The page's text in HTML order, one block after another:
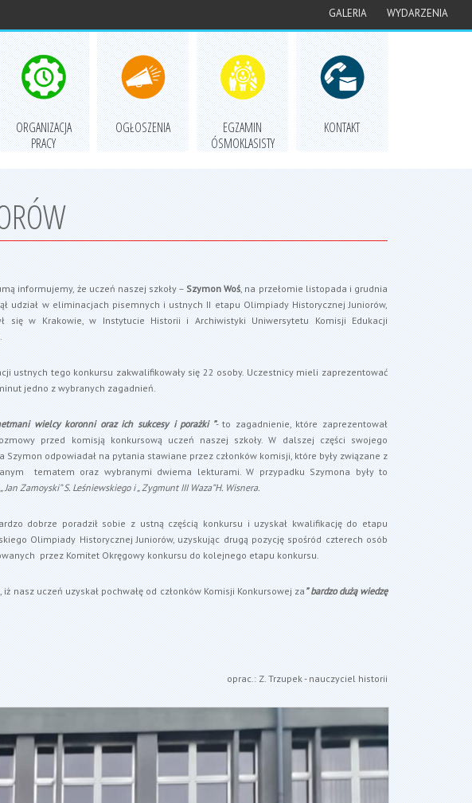
GALERIA WYDARZENIA
ORGANIZACJA
PRACY
OGŁOSZENIA
EGZAMIN
ÓSMOKLASISTY
KONTAKT
informujemy, że uczeń naszej szkoły – Szymon Woś, na przełomie listopada i grudnia
udział w eliminacjach pisemnych i ustnych II etapu Olimpiady Historycznej Juniorów,
się w Krakowie, w Instytucie Historii i Archiwistyki Uniwersytetu Komisji Edukacji
ustnych tego konkursu zakwalifikowały się 22 osoby. Uczestnicy mieli zaprezentować
jedno z wybranych zagadnień.
wielcy koronni oraz ich sukcesy i porażki ”- to zagadnienie, które zaprezentował
przed komisją konkursową uczeń naszej szkoły. W dalszej części swojego
Szymon odpowiadał na pytania stawiane przez członków komisji, które były związane z
tematem oraz wybranymi dwiema lekturami. W przypadku Szymona były to
Jan Zamoyski” S. Leśniewskiego i „ Zygmunt III Waza”H. Wisnera.
dobrze poradził sobie z ustną częścią konkursu i uzyskał kwalifikację do etapu
Olimpiady Historycznej Juniorów, uzyskując drugą pozycję spośród czterech osób
przez Komitet Okręgowy konkursu do kolejnego etapu konkursu.
iż nasz uczeń uzyskał pochwałę od członków Komisji Konkursowej za” bardzo dużą wiedzę
oprac.: Z. Trzupek - nauczyciel historii